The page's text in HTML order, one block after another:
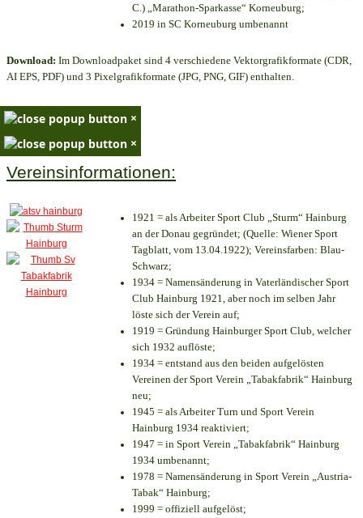
C.) „Marathon-Sparkasse“ Korneuburg;
2019 in SC Korneuburg umbenannt
Download: Im Downloadpaket sind 4 verschiedene Vektorgrafikformate (CDR,
AI EPS, PDF) und 3 Pixelgrafikformate (JPG, PNG, GIF) enthalten.
×
×
Vereinsinformationen:
1921 = als Arbeiter Sport Club „Sturm“ Hainburg
an der Donau gegründet; (Quelle: Wiener Sport
Tagblatt, vom 13.04.1922); Vereinsfarben: Blau-
Schwarz;
1934 = Namensänderung in Vaterländischer Sport
Club Hainburg 1921, aber noch im selben Jahr
löste sich der Verein auf;
1919 = Gründung Hainburger Sport Club, welcher
sich 1932 auflöste;
1934 = entstand aus den beiden aufgelösten
Vereinen der Sport Verein „Tabakfabrik“ Hainburg
neu;
1945 = als Arbeiter Turn und Sport Verein
Hainburg 1934 reaktiviert;
1947 = in Sport Verein „Tabakfabrik“ Hainburg
1934 umbenannt;
1978 = Namensänderung in Sport Verein „Austria-
Tabak“ Hainburg;
1999 = offiziell aufgelöst;